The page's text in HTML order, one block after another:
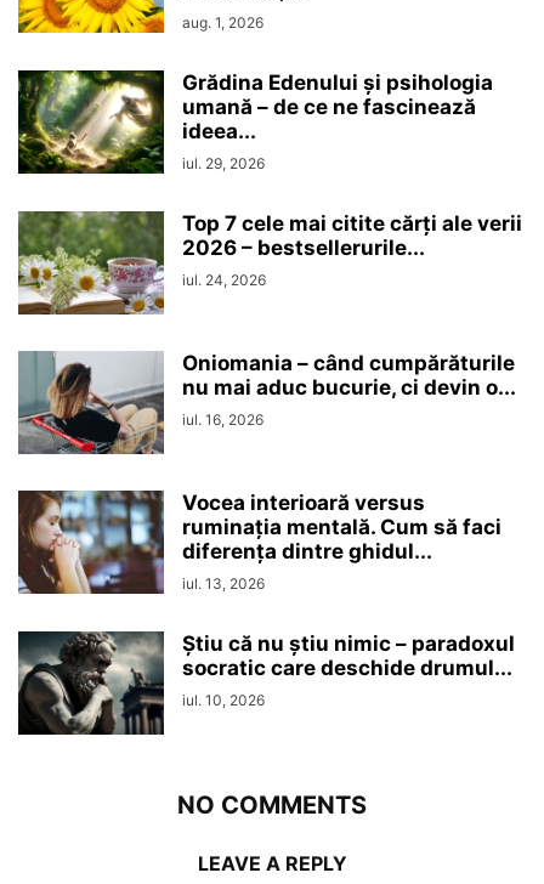
aug. 1, 2026
Grădina Edenului și psihologia
umană – de ce ne fascinează
ideea...
iul. 29, 2026
Top 7 cele mai citite cărți ale verii
2026 – bestsellerurile...
iul. 24, 2026
Oniomania – când cumpărăturile
nu mai aduc bucurie, ci devin o...
iul. 16, 2026
Vocea interioară versus
ruminaţia mentală. Cum să faci
diferența dintre ghidul...
iul. 13, 2026
Ştiu că nu ştiu nimic – paradoxul
socratic care deschide drumul...
iul. 10, 2026
NO COMMENTS
LEAVE A REPLY